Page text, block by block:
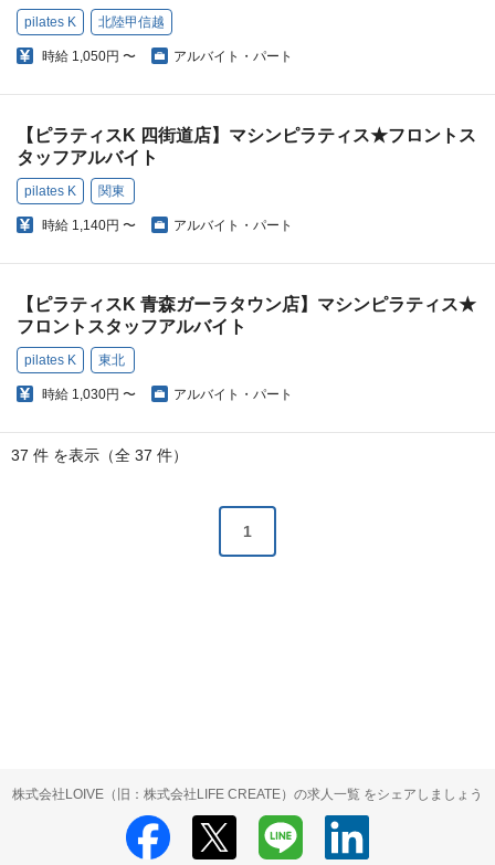
pilates K 北陸甲信越
時給 1,050円 〜 アルバイト・パート
【ピラティスK 四街道店】マシンピラティス★フロントス
タッフアルバイト
pilates K 関東
時給 1,140円 〜 アルバイト・パート
【ピラティスK 青森ガーラタウン店】マシンピラティス★
フロントスタッフアルバイト
pilates K 東北
時給 1,030円 〜 アルバイト・パート
37 件 を表示（全 37 件）
1
株式会社LOIVE（旧：株式会社LIFE CREATE）の求人一覧 をシェアしましょう